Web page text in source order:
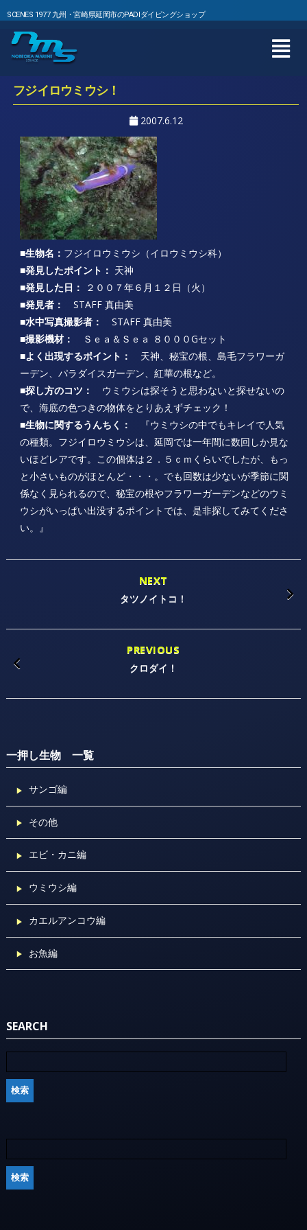
SCENES 1977 九州・宮崎県延岡市のPADIダイビングショップ
フジイロウミウシ！
2007.6.12
■生物名： フジイロウミウシ（イロウミウシ科）
■発見したポイント： 天神
■発見した日：
２００７年６月１２日（火）
■発見者：
STAFF 真由美
■水中写真撮影者：
STAFF 真由美
■撮影機材：
Ｓｅａ＆Ｓｅａ ８０００Gセット
■よく出現するポイント：
天神、秘宝の根、島毛フラワーガ
ーデン、パラダイスガーデン、紅華の根など。
■探し方のコツ：
ウミウシは探そうと思わないと探せないの
で、海底の色つきの物体をとりあえずチェック！
■生物に関するうんちく：
『ウミウシの中でもキレイで人気
の種類。フジイロウミウシは、延岡では一年間に数回しか見な
いほどレアです。この個体は２．５ｃｍくらいでしたが、もっ
と小さいものがほとんど・・・。でも回数は少ないが季節に関
係なく見られるので、秘宝の根やフラワーガーデンなどのウミ
ウシがいっぱい出没するポイントでは、是非探してみてくださ
い。』
NEXT
タツノイトコ！
PREVIOUS
クロダイ！
一押し生物 一覧
サンゴ編
その他
エビ・カニ編
ウミウシ編
カエルアンコウ編
お魚編
SEARCH